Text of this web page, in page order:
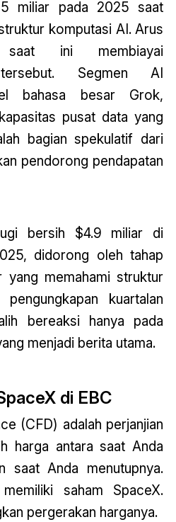
miliar pada 2025 saat
komputasi AI. Arus
ini membiayai
tersebut. Segmen AI
bahasa besar Grok,
pusat data yang
bagian spekulatif dari
pendorong pendapatan
bersih $4.9 miliar di
didorong oleh tahap
yang memahami struktur
kuartalan
bereaksi hanya pada
menjadi berita utama.
di EBC
(CFD) adalah perjanjian
harga antara saat Anda
saat Anda menutupnya.
saham SpaceX.
pergerakan harganya.